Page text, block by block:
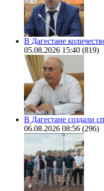
В Дагестане
05.08.2026 15:40 (819)
В Дагестане создали
06.08.2026 08:56 (296)